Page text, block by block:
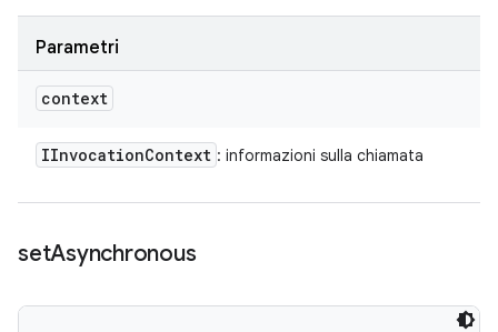
Parametri
context
IInvocationContext : informazioni sulla chiamata
setAsynchronous